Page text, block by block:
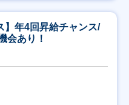
】年4回昇給チャンス/
会あり！